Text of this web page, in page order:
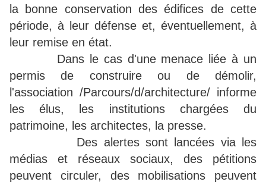
la bonne conservation des édifices de cette
période, à leur défense et, éventuellement, à
leur remise en état.
Dans le cas d'une menace liée à un
permis de construire ou de démolir,
l'association /Parcours/d/architecture/ informe
les élus, les institutions chargées du
patrimoine, les architectes, la presse.
Des alertes sont lancées via les
médias et réseaux sociaux, des pétitions
peuvent circuler, des mobilisations peuvent